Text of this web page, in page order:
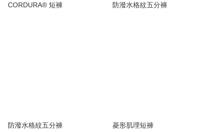
CORDURA® 短褲 防潑水格紋五分褲
防潑水格紋五分褲 菱形肌理短褲